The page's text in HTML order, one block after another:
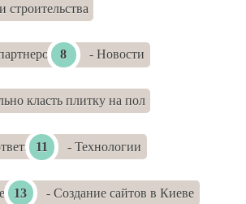
строительства
- Новости
класть плитку на пол
- Технологии
- Создание сайтов в Киеве